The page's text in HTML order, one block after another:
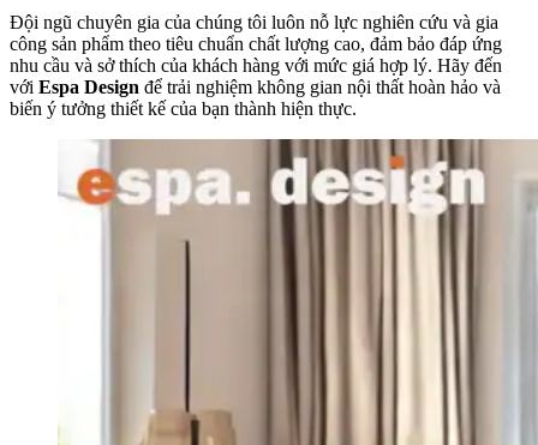
Đội ngũ chuyên gia của chúng tôi luôn nỗ lực nghiên cứu và gia
công sản phẩm theo tiêu chuẩn chất lượng cao, đảm bảo đáp ứng
nhu cầu và sở thích của khách hàng với mức giá hợp lý. Hãy đến
với Espa Design để trải nghiệm không gian nội thất hoàn hảo và
biến ý tưởng thiết kế của bạn thành hiện thực.